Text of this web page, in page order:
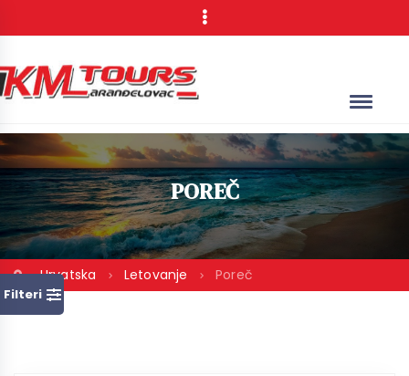
POREČ
Hrvatska Letovanje Poreč
Filteri